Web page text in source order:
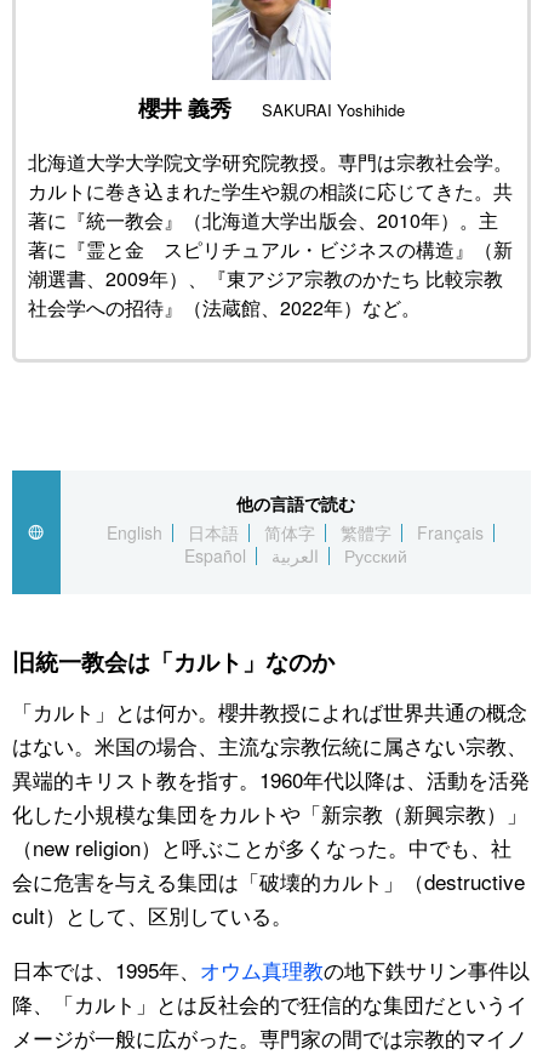
公式SNS
櫻井 義秀 SAKURAI Yoshihide
北海道大学大学院文学研究院教授。専門は宗教社会学。
カルトに巻き込まれた学生や親の相談に応じてきた。共
著に『統一教会』（北海道大学出版会、2010年）。主
著に『霊と金 スピリチュアル・ビジネスの構造』（新
潮選書、2009年）、『東アジア宗教のかたち 比較宗教
社会学への招待』（法蔵館、2022年）など。
他の言語で読む
English
日本語 简体字 繁體字
Français
Español
العربية Русский
旧統一教会は「カルト」なのか
「カルト」とは何か。櫻井教授によれば世界共通の概念
はない。米国の場合、主流な宗教伝統に属さない宗教、
異端的キリスト教を指す。1960年代以降は、活動を活発
化した小規模な集団をカルトや「新宗教（新興宗教）」
（new religion）と呼ぶことが多くなった。中でも、社
会に危害を与える集団は「破壊的カルト」（destructive
cult）として、区別している。
日本では、1995年、 オウム真理教の地下鉄サリン事件以
降、「カルト」とは反社会的で狂信的な集団だというイ
メージが一般に広がった。専門家の間では宗教的マイノ